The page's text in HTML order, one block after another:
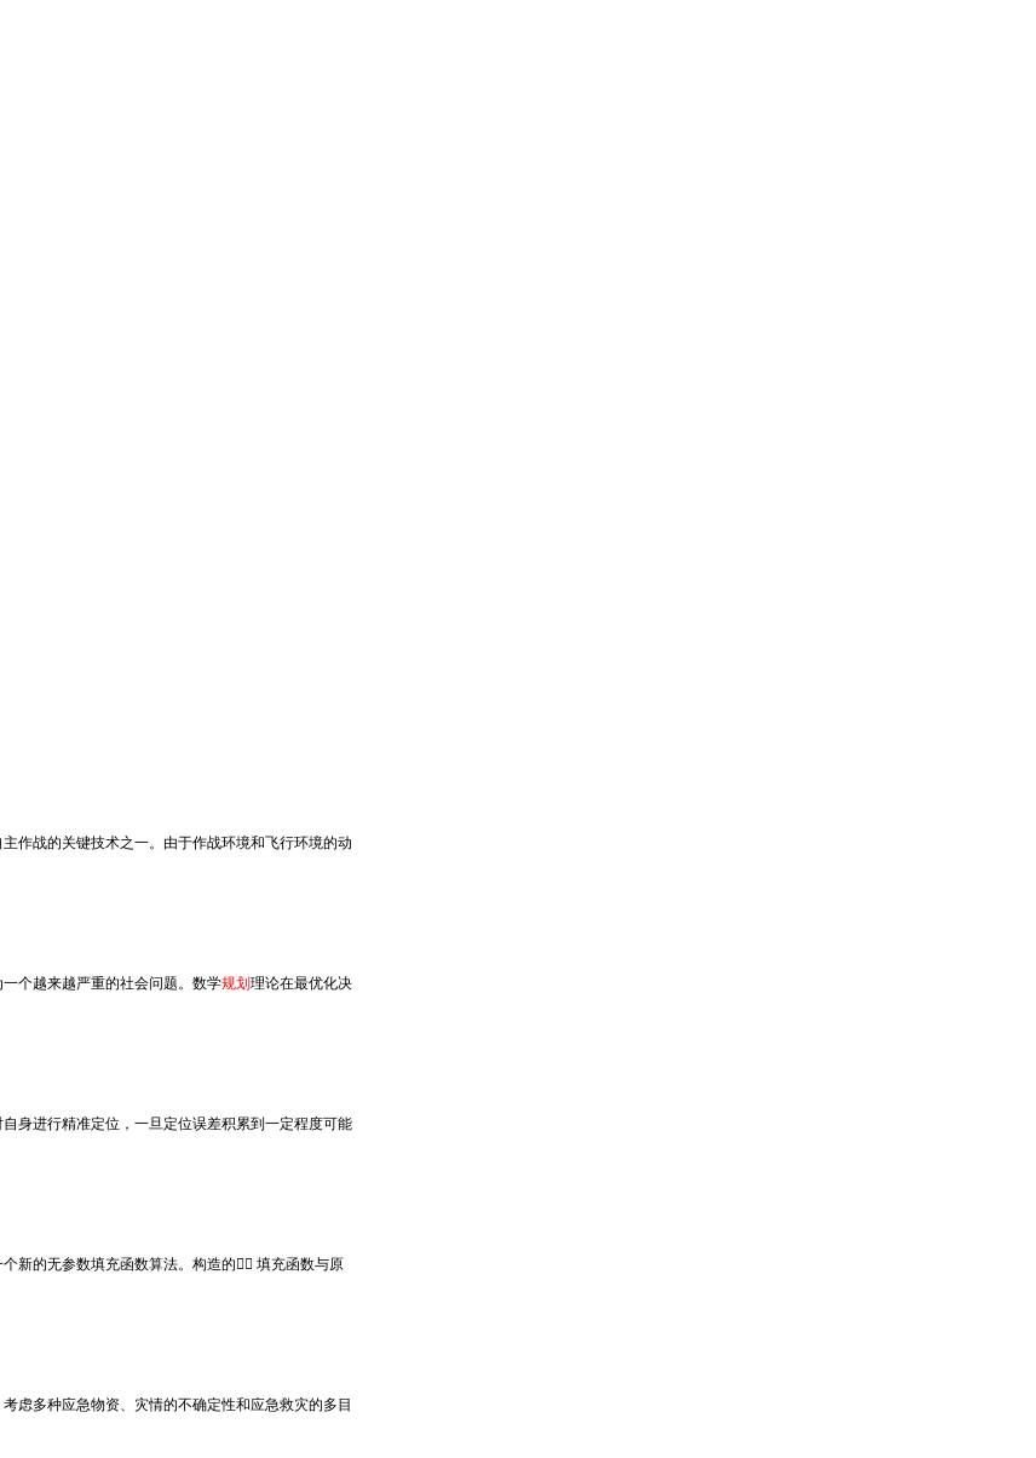
作战的关键技术之一。由于作战环境和飞行环境的动
个越来越严重的社会问题。数学规划 理论在最优化决
身进行精准定位，一旦定位误差积累到一定程度可能
新的无参数填充函数算法。构造的 填充函数与原
虑多种应急物资、灾情的不确定性和应急救灾的多目